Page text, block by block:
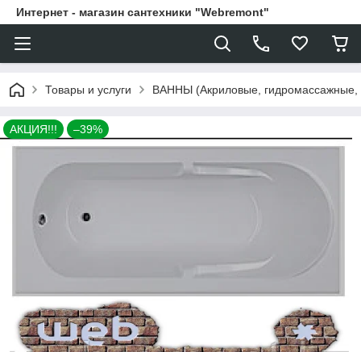
Интернет - магазин сантехники "Webremont"
Товары и услуги ВАННЫ (Акриловые,
АКЦИЯ!!! –39%